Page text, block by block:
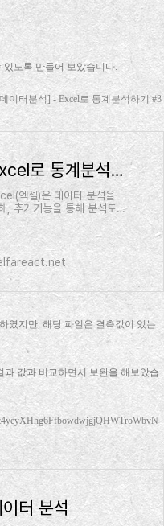
도록 만들어 보았습니다.
이터분석] - Excel로 통계분석하기 #3
Excel로 통계분석하기 #3
엑셀)은 데이터 분석을
, 추가기능을 통해 분석도구
제공하고 있다.2021.11.07 -
보] 복지 이야기/[福] 복지
우기] - Excel로 통계분석하
Excel로 통계분석하기
굳이 비싼 통계 프
였지만, 해당 파일은 결측값이 있는
과 값과 비교하면서 보완을 해보았습
터 분석